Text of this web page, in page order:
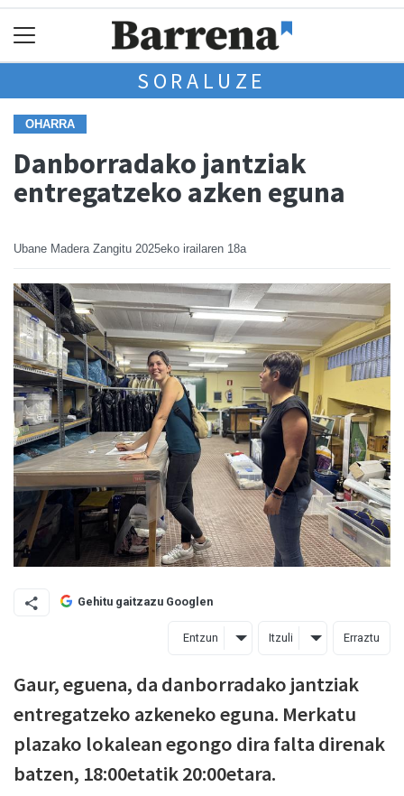
SORALUZE
OHARRA
Danborradako jantziak
entregatzeko azken eguna
Ubane Madera Zangitu 2025eko irailaren 18a
Gehitu gaitzazu Googlen
Entzun Itzuli Erraztu
Gaur, eguena, da danborradako jantziak
entregatzeko azkeneko eguna. Merkatu
plazako lokalean egongo dira falta direnak
batzen, 18:00etatik 20:00etara.